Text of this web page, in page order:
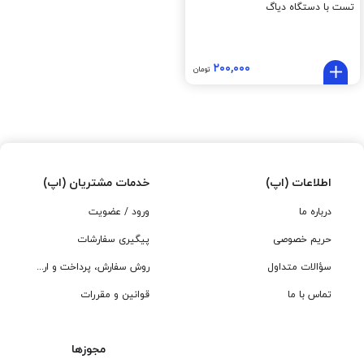
تست با دستگاه دیاگ
۲۰۰,۰۰۰ تومان
اطلاعات (اپ)
درباره ما
حریم خصوصی
سؤالات متداول
تماس با ما
خدمات مشتریان (اپ)
ورود / عضویت
پیگیری سفارشات
روش سفارش، پرداخت و ارسال
قوانین و مقررات
مجوزها